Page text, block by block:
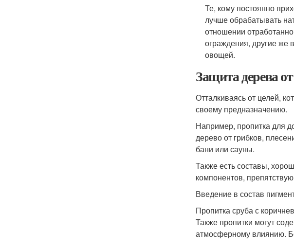
Те, кому постоянно
лучше обрабатывать
отношении
ограждения, другие же
овощей.
Защита дерева
Отталкиваясь от целей,
своему предназначению.
Например, пропитка для
дерево от грибков,
бани или сауны.
Также есть составы,
компонентов,
Введение в состав
Пропитка сруба с
Также пропитки могут
атмосферному влиянию.